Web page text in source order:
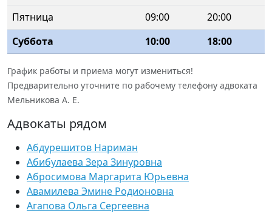
Пятница
09:00
20:00
Суббота
10:00 18:00
График работы и приема могут измениться!
Предварительно уточните по рабочему телефону адвоката
Мельникова А. Е.
Адвокаты рядом
Абдурешитов Нариман
Абибулаева Зера Зинуровна
Абросимова Маргарита Юрьевна
Авамилева Эмине Родионовна
Агапова Ольга Сергеевна